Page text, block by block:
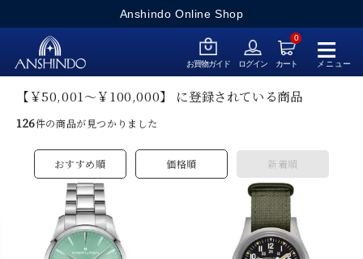
Anshindo Online Shop
≡
メニュー
お買物ガイド ログイン
0
カート
【￥50,001～￥100,000】 に登録されている商品
126件の商品が見つかりました
おすすめ順 価格順 新着順